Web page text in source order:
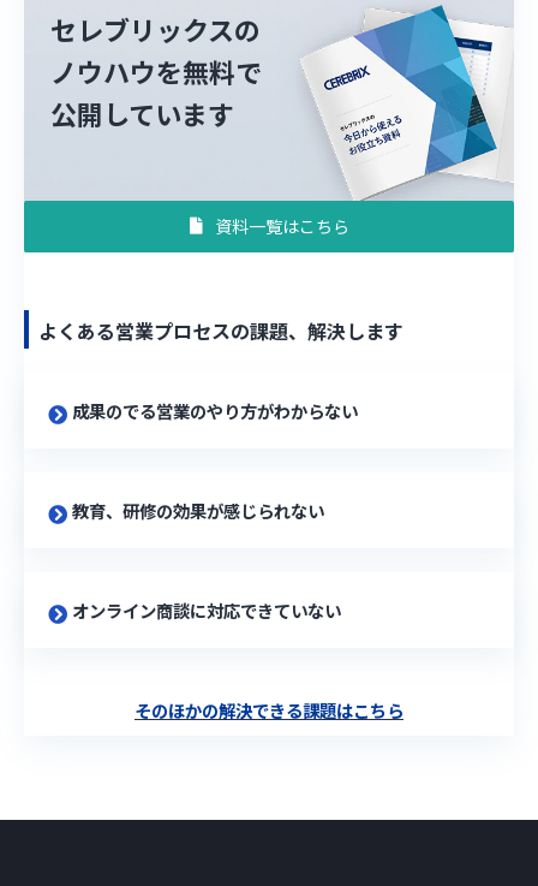
セレブリックスの
ノウハウを無料で
公開しています
資料一覧はこちら
よくある営業プロセスの課題、解決します
成果のでる営業のやり方がわからない
教育、研修の効果が感じられない
オンライン商談に対応できていない
そのほかの解決できる課題はこちら